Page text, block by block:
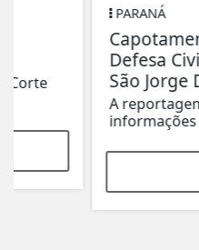
Capotamento na
Defesa Civil e
São Jorge D'Oeste.
A reportagem
informações assim